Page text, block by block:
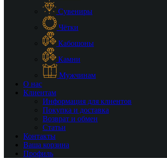
Сувениры
Чётки
Кабошоны
Камни
Мужчинам
О нас
Клиентам
Информация для клиентов
Покупка и доставка
Возврат и обмен
Статьи
Контакты
Ваша корзина
Профиль